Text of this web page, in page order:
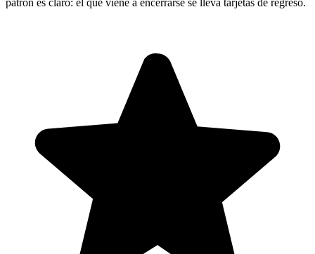
patrón es claro: el que viene a encerrarse se lleva tarjetas de regreso.